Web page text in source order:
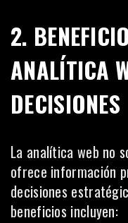
2.
ANALÍTICA
DECISIONES
La analítica web no
ofrece información
decisiones
beneficios incluyen: